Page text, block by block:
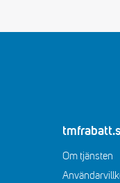
Om tjänsten